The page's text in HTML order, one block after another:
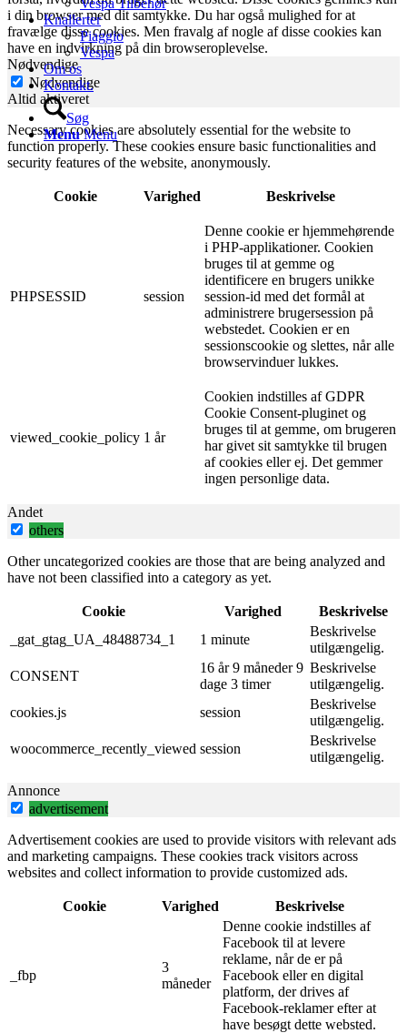
Vespa Tilbehør
Knallerter
Piaggio
Vespa
Om os
Kontakt.
Søg
Menu Menu
i din browser med dit samtykke. Du har også mulighed for at
fravælge disse cookies. Men fravalg af nogle af disse cookies kan
have en indvirkning på din browseroplevelse.
Nødvendige
Nødvendige
Altid aktiveret
Necessary cookies are absolutely essential for the website to
function properly. These cookies ensure basic functionalities and
security features of the website, anonymously.
Cookie Varighed Beskrivelse
PHPSESSID session
Denne cookie er hjemmehørende
i PHP-applikationer. Cookien
bruges til at gemme og
identificere en brugers unikke
session-id med det formål at
administrere brugersession på
webstedet. Cookien er en
sessionscookie og slettes, når alle
browservinduer lukkes.
viewed_cookie_policy 1 år
Cookien indstilles af GDPR
Cookie Consent-pluginet og
bruges til at gemme, om brugeren
har givet sit samtykke til brugen
af ​​cookies eller ej. Det gemmer
ingen personlige data.
Andet
others
Other uncategorized cookies are those that are being analyzed and
have not been classified into a category as yet.
Cookie Varighed
Beskrivelse
_gat_gtag_UA_48488734_1
1 minute
Beskrivelse
utilgængelig.
CONSENT
16 år 9 måneder 9
dage 3 timer
Beskrivelse
utilgængelig.
cookies.js
session
Beskrivelse
utilgængelig.
woocommerce_recently_viewed session
Beskrivelse
utilgængelig.
Annonce
advertisement
Advertisement cookies are used to provide visitors with relevant ads
and marketing campaigns. These cookies track visitors across
websites and collect information to provide customized ads.
Cookie Varighed Beskrivelse
_fbp
3
måneder
Denne cookie indstilles af
Facebook til at levere
reklame, når de er på
Facebook eller en digital
platform, der drives af
Facebook-reklamer efter at
have besøgt dette websted.